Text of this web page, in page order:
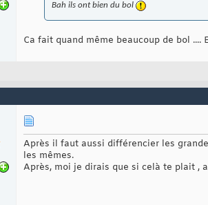
Bah ils ont bien du bol
Ca fait quand même beaucoup de bol ....
Après il faut aussi différencier les
les mêmes.
Après, moi je dirais que si celà te plait ,